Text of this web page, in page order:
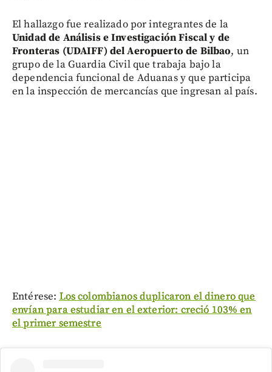
El hallazgo fue realizado por integrantes de la
Unidad de Análisis e Investigación Fiscal y de
Fronteras (UDAIFF) del Aeropuerto de Bilbao, un
grupo de la Guardia Civil que trabaja bajo la
dependencia funcional de Aduanas y que participa
en la inspección de mercancías que ingresan al país.
Entérese: Los colombianos duplicaron el dinero que
envían para estudiar en el exterior: creció 103% en
el primer semestre